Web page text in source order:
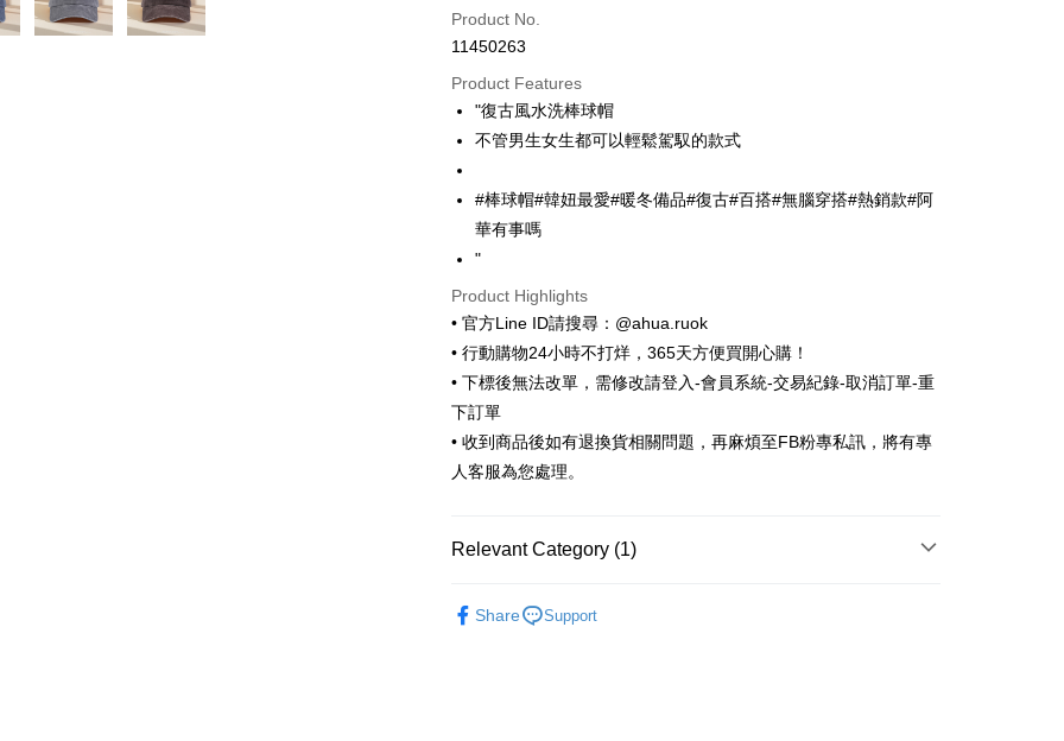
Credit Card (Full Payment)
Convenience Store Pickup and Pay
LINE Pay
Apple Pay
Easy Wallet
ATM Transfer
Shipping Method
全家取貨付款
NT$65/order | Free shipping on orders of NT$688 or more
NT$65/order | Free shipping on orders of NT$688 or more
NT$65/order | Free shipping on orders of NT$688 or more
Product No.
11450263
Product Features
"復古風水洗棒球帽
不管男生女生都可以輕鬆駕馭的款式
#棒球帽#韓妞最愛#暖冬備品#復古#百搭#無腦穿搭#熱銷款#阿
華有事嗎
"
Product Highlights
• 官方Line ID請搜尋：@ahua.ruok
• 行動購物24小時不打烊，365天方便買開心購！
• 下標後無法改單，需修改請登入-會員系統-交易紀錄-取消訂單-重
下訂單
• 收到商品後如有退換貨相關問題，再麻煩至FB粉專私訊，將有專
人客服為您處理。
Relevant Category (1)
Share
Support